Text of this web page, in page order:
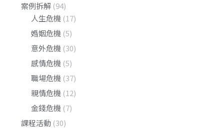
案例拆解 (94)
人生危機 (17)
婚姻危機 (5)
意外危機 (30)
感情危機 (5)
職場危機 (37)
親情危機 (12)
金錢危機 (7)
課程活動 (30)